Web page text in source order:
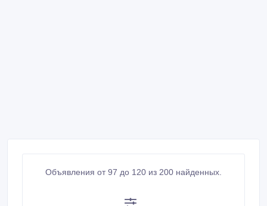
Объявления от 97 до 120 из 200 найденных.